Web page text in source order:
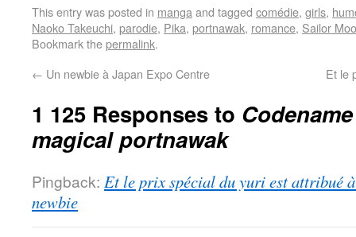
This entry was posted in mangaand tagged comédie, girls,
Naoko Takeuchi, parodie, Pika, portnawak, romance, Sailor
Bookmark thepermalink.
← Un newbie à Japan Expo Centre Et le
1 125 Responses to
magical portnawak
Pingback: Et le prix spécial du yuri est attribué
newbie